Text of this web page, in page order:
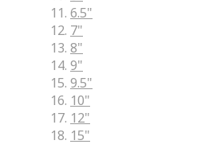
6.5"
7"
8"
9"
9.5"
10"
12"
15"